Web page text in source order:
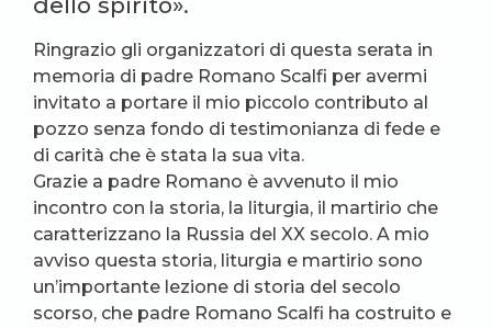
Ringrazio gli organizzatori di questa serata in
memoria di padre Romano Scalfi per avermi
invitato a portare il mio piccolo contributo al
pozzo senza fondo di testimonianza di fede e
di carità che è stata la sua vita.
Grazie a padre Romano è avvenuto il mio
incontro con la storia, la liturgia, il martirio che
caratterizzano la Russia del XX secolo. A mio
avviso questa storia, liturgia e martirio sono
un’importante lezione di storia del secolo
scorso, che padre Romano Scalfi ha costruito e